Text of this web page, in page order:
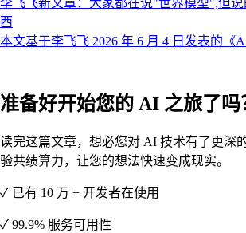
稿，背后藏着一整年的行业转向。
西
本文基于李飞飞 2026 年 6 月 4 日发表的《A
准备好开始您的 AI 之旅了吗
读完这篇文章，想必您对 AI 技术有了更深
验共绩算力，让您的想法快速变成现实。
✓ 已有 10 万 + 开发者在使用
✓ 99.9% 服务可用性